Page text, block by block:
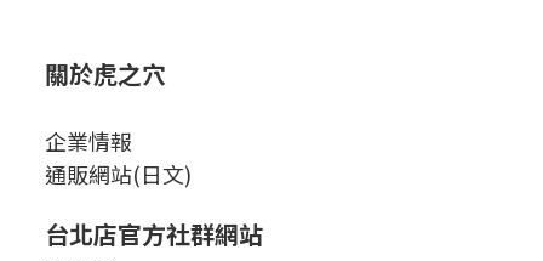
關於虎之穴
企業情報
通販網站(日文)
台北店官方社群網站